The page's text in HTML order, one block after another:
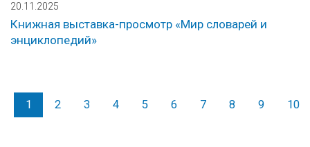
20.11.2025
Книжная выставка-просмотр «Мир словарей и
энциклопедий»
1 2 3 4 5 6 7 8 9 10